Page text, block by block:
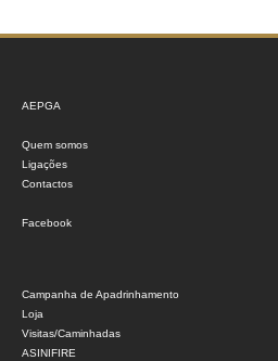
AEPGA
Quem somos
Ligações
Contactos
Facebook
Campanha de Apadrinhamento
Loja
Visitas/Caminhadas
ASINIFIRE